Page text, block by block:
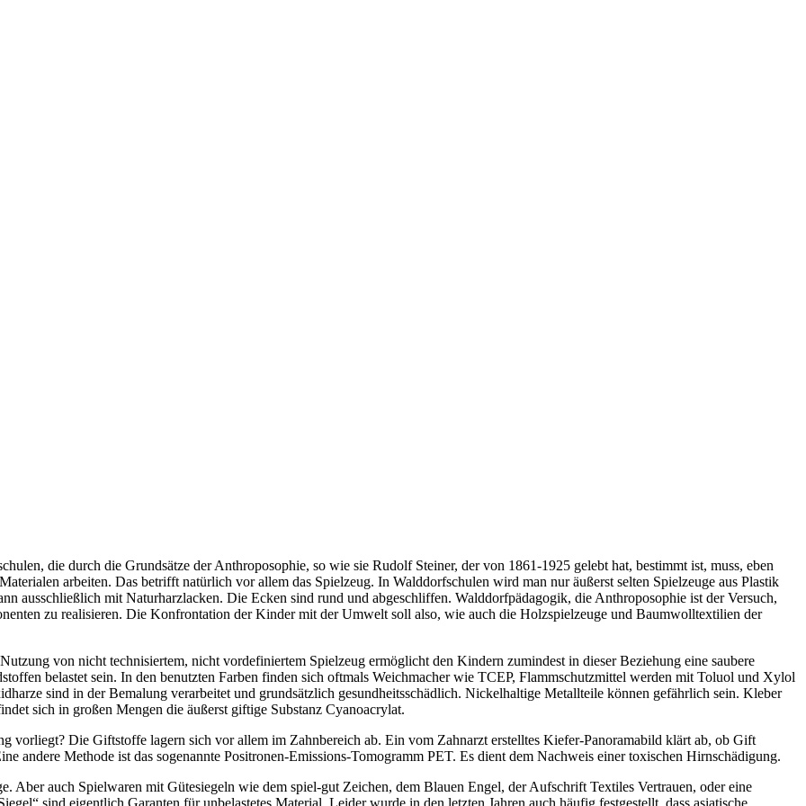
die durch die Grundsätze der Anthroposophie, so wie sie Rudolf Steiner, der von 1861-1925 gelebt hat, bestimmt ist, muss, eben
arbeiten. Das betrifft natürlich vor allem das Spielzeug. In Walddorfschulen wird man nur äußerst selten Spielzeuge aus Plastik
ausschließlich mit Naturharzlacken. Die Ecken sind rund und abgeschliffen. Walddorfpädagogik, die Anthroposophie ist der Versuch,
zu realisieren. Die Konfrontation der Kinder mit der Umwelt soll also, wie auch die Holzspielzeuge und Baumwolltextilien der
von nicht technisiertem, nicht vordefiniertem Spielzeug ermöglicht den Kindern zumindest in dieser Beziehung eine saubere
belastet sein. In den benutzten Farben finden sich oftmals Weichmacher wie TCEP, Flammschutzmittel werden mit Toluol und Xylol
sind in der Bemalung verarbeitet und grundsätzlich gesundheitsschädlich. Nickelhaltige Metallteile können gefährlich sein. Kleber
sich in großen Mengen die äußerst giftige Substanz Cyanoacrylat.
vorliegt? Die Giftstoffe lagern sich vor allem im Zahnbereich ab. Ein vom Zahnarzt erstelltes Kiefer-Panoramabild klärt ab, ob Gift
andere Methode ist das sogenannte Positronen-Emissions-Tomogramm PET. Es dient dem Nachweis einer toxischen Hirnschädigung.
Aber auch Spielwaren mit Gütesiegeln wie dem spiel-gut Zeichen, dem Blauen Engel, der Aufschrift Textiles Vertrauen, oder eine
sind eigentlich Garanten für unbelastetes Material. Leider wurde in den letzten Jahren auch häufig festgestellt, dass asiatische